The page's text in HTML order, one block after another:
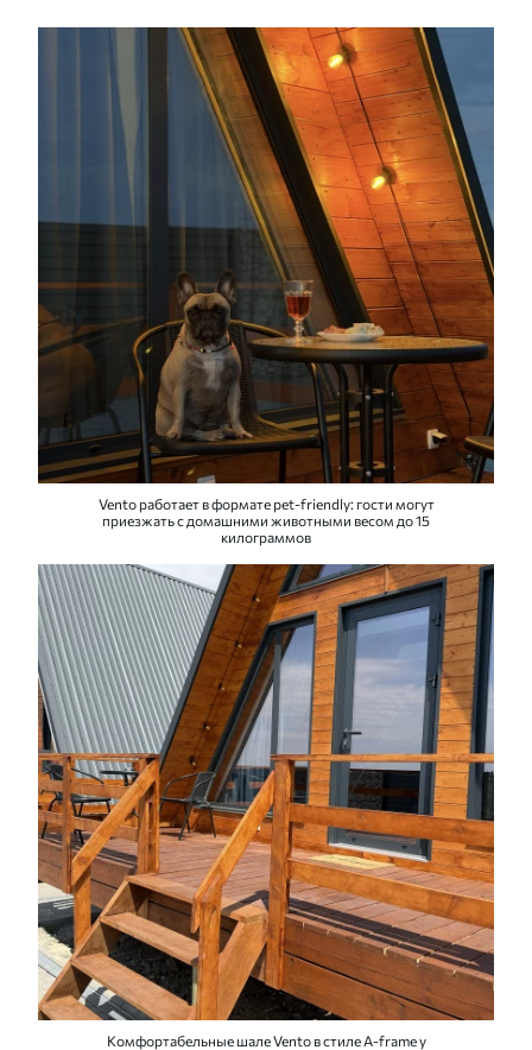
Vento работает в формате pet-friendly: гости могут
приезжать с домашними животными весом до 15
килограммов
Комфортабельные шале Vento в стиле A-frame у